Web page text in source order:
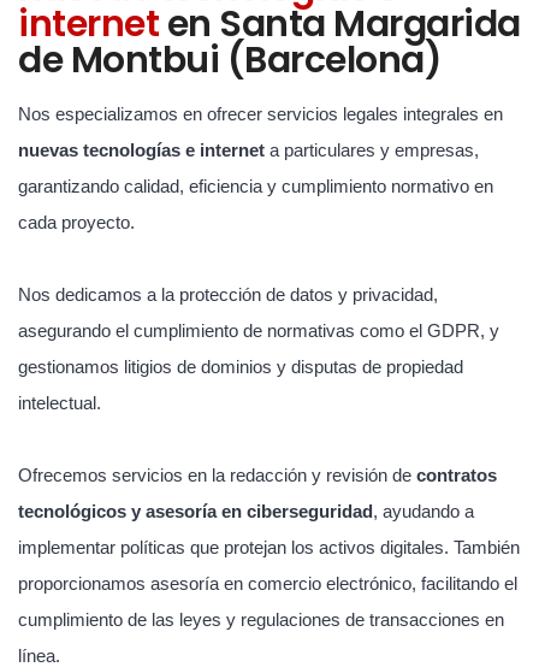
interneten Santa Margarida
de Montbui (Barcelona)
Nos especializamos en ofrecer servicios legales integrales en
nuevas tecnologías e internet a particulares y empresas,
garantizando calidad, eficiencia y cumplimiento normativo en
cada proyecto.
Nos dedicamos a la protección de datos y privacidad,
asegurando el cumplimiento de normativas como el GDPR, y
gestionamos litigios de dominios y disputas de propiedad
intelectual.
Ofrecemos servicios en la redacción y revisión de contratos
tecnológicos y asesoría en ciberseguridad, ayudando a
implementar políticas que protejan los activos digitales. También
proporcionamos asesoría en comercio electrónico, facilitando el
cumplimiento de las leyes y regulaciones de transacciones en
línea.